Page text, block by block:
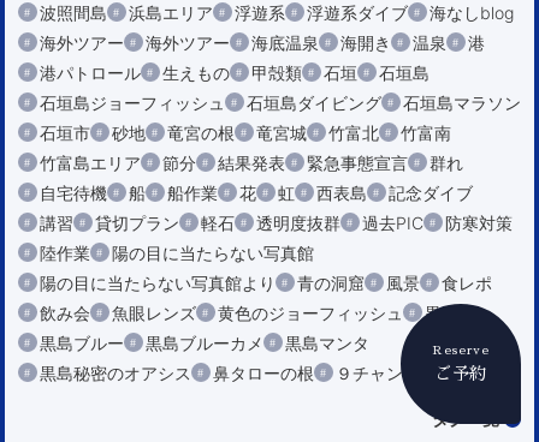
Reserve
ご予約
波照間島
浜島エリア 浮遊系 浮遊系ダイブ
海なしblog
海外ツアー
海外ツアー 海底温泉 海開き 温泉
港
港パトロール
生えもの 甲殻類 石垣
石垣島
石垣島ジョーフィッシュ
石垣島ダイビング
石垣島マラソン
石垣市
砂地 竜宮の根 竜宮城 竹富北
竹富南
竹富島エリア
節分 結果発表 緊急事態宣言
群れ
自宅待機
船 船作業 花 虹 西表島
記念ダイブ
講習
貸切プラン 軽石 透明度抜群 過去PIC
防寒対策
陸作業
陽の目に当たらない写真館
陽の目に当たらない写真館より
青の洞窟 風景
食レポ
飲み会
魚眼レンズ 黄色のジョーフィッシュ
黒島
黒島ブルー
黒島ブルーカメ
黒島マンタ
黒島秘密のオアシス
鼻タローの根 ９チャンネル ＡＫＩⅡ
タグ一覧